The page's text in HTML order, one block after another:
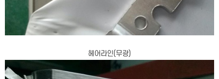
헤어라인(무광)